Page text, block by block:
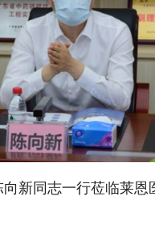
新同志一行莅临莱恩